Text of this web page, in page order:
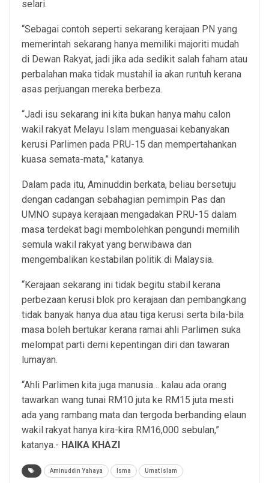
selari.
“Sebagai contoh seperti sekarang kerajaan PN yang
memerintah sekarang hanya memiliki majoriti mudah
di Dewan Rakyat, jadi jika ada sedikit salah faham atau
perbalahan maka tidak mustahil ia akan runtuh kerana
asas perjuangan mereka berbeza.
“Jadi isu sekarang ini kita bukan hanya mahu calon
wakil rakyat Melayu Islam menguasai kebanyakan
kerusi Parlimen pada PRU-15 dan mempertahankan
kuasa semata-mata,” katanya.
Dalam pada itu, Aminuddin berkata, beliau bersetuju
dengan cadangan sebahagian pemimpin Pas dan
UMNO supaya kerajaan mengadakan PRU-15 dalam
masa terdekat bagi membolehkan pengundi memilih
semula wakil rakyat yang berwibawa dan
mengembalikan kestabilan politik di Malaysia.
“Kerajaan sekarang ini tidak begitu stabil kerana
perbezaan kerusi blok pro kerajaan dan pembangkang
tidak banyak hanya dua atau tiga kerusi serta bila-bila
masa boleh bertukar kerana ramai ahli Parlimen suka
melompat parti demi kepentingan diri dan tawaran
lumayan.
“Ahli Parlimen kita juga manusia… kalau ada orang
tawarkan wang tunai RM10 juta ke RM15 juta mesti
ada yang rambang mata dan tergoda berbanding elaun
wakil rakyat hanya kira-kira RM16,000 sebulan,”
katanya.- HAIKA KHAZI
Aminuddin Yahaya Isma Umat Islam